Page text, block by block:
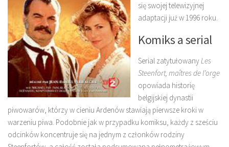
się swojej telewizyjnej
adaptacji już w 1996 roku.
Komiks a serial
Serial zatytułowanyLes
Steenfort, maîtres de l’orge
opowiada historię
belgijskiej dynastii
piwowarów, którzy w cieniu Ardenów stawiają pierwsze kroki w
warzeniu piwa. Podobnie jak w przypadku komiksu, każdy z sześciu
odcinków koncentruje się na jednym z członków rodziny